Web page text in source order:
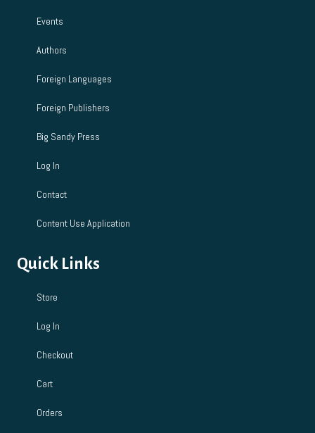
Events
Authors
Foreign Languages
Foreign Publishers
Big Sandy Press
Log In
Contact
Content Use Application
Quick Links
Store
Log In
Checkout
Cart
Orders